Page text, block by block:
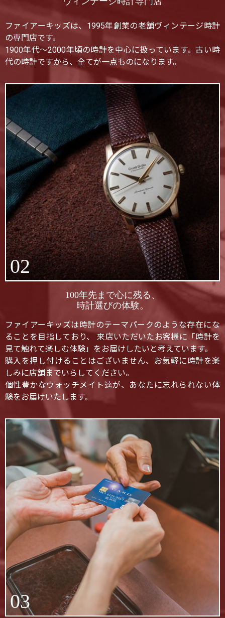
ファイアーキッズは、1995年創業の老舗ヴィンテージ時計
の専門店です。
1900年代〜2000年頃の時計を中心に扱っています。古い時
代の時計ですから、全てが一点ものになります。
02
100年先まで心に残る、
時計選びの体験。
ファイアーキッズは時計のテーマパークのような存在にな
ることを目指しており、 来店いただいたお客様に「時計を
見て触れて楽しむ体験」をお届けしたいと考えています。
購入を押し付けることはございません、お気軽に時計を楽
しみに店舗までいらしてください。
個性豊かなウォッチメイト達が、あなたに忘れられない体
験をお届けいたします。
03